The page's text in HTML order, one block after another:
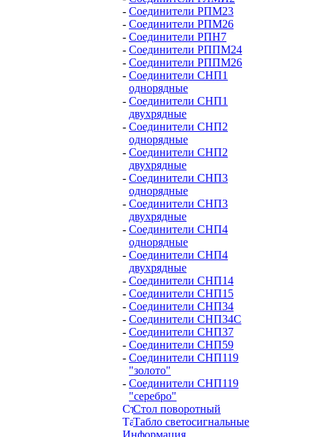
- Соединители РПМ23
- Соединители РПМ26
- Соединители РПН7
- Соединители РППМ24
- Соединители РППМ26
- Соединители СНП1
однорядные
- Соединители СНП1
двухрядные
- Соединители СНП2
однорядные
- Соединители СНП2
двухрядные
- Соединители СНП3
однорядные
- Соединители СНП3
двухрядные
- Соединители СНП4
однорядные
- Соединители СНП4
двухрядные
- Соединители СНП14
- Соединители СНП15
- Соединители СНП34
- Соединители СНП34С
- Соединители СНП37
- Соединители СНП59
- Соединители СНП119
"золото"
- Соединители СНП119
"серебро"
Стол поворотный
Табло светосигнальные
Информация